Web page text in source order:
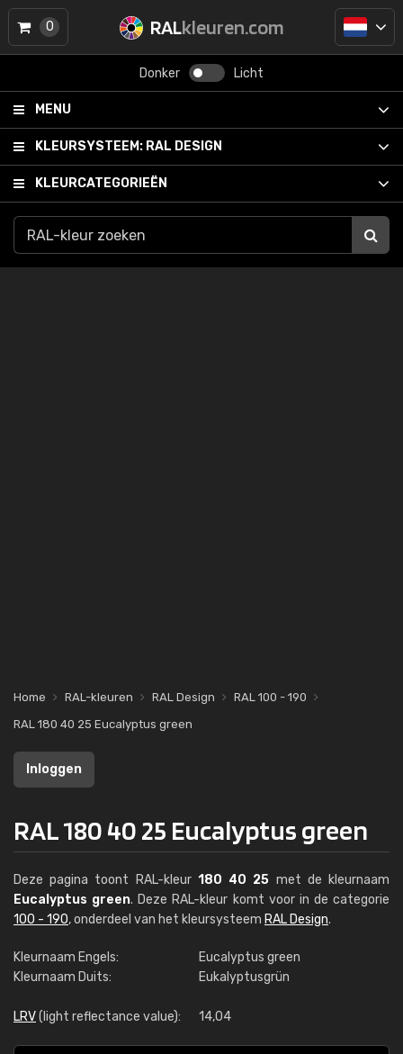
RALkleuren.com
Donker Licht
MENU
KLEURSYSTEEM: RAL DESIGN
KLEURCATEGORIEËN
0
Home RAL-kleuren RAL Design
RAL 100 - 190
RAL 180 40 25 Eucalyptus green
Inloggen
RAL 180 40 25 Eucalyptus green
Deze pagina toont RAL-kleur 180 40 25 met de kleurnaam
Eucalyptus green. Deze RAL-kleur komt voor in de categorie
100 - 190, onderdeel van het kleursysteem RAL Design.
Kleurnaam Engels:
Eucalyptus green
Kleurnaam Duits:
Eukalyptusgrün
LRV(light reflectance value): 14,04